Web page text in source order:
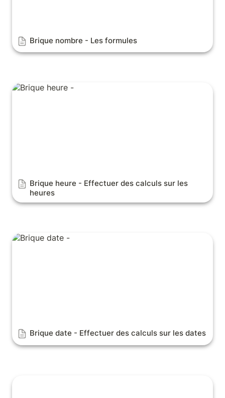
Brique nombre - Les formules
Brique heure - Effectuer des calculs sur les heures
Brique heure - Effectuer des calculs sur les
heures
Brique date - Effectuer des calculs sur les dates
Brique date - Effectuer des calculs sur les dates